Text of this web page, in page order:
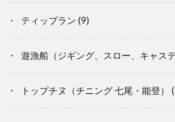
ティップラン (9)
遊漁船（ジギング、スロー、キャス
トップチヌ（チニング 七尾・能登）